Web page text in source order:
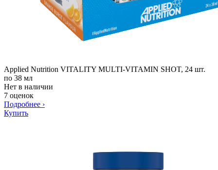
Applied Nutrition VITALITY MULTI-VITAMIN SHOT, 24 шт.
по 38 мл
Нет в наличии
7 оценок
Подробнее ›
Купить